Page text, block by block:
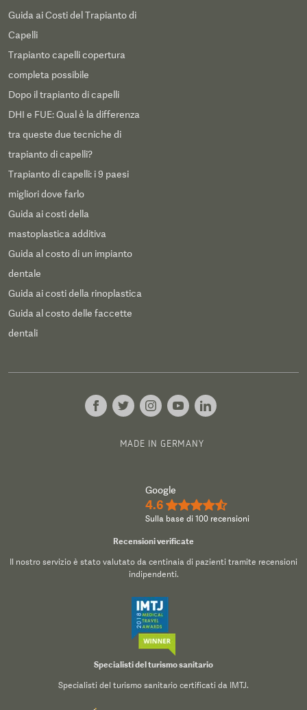
Guida ai Costi del Trapianto di
Capelli
Trapianto capelli copertura
completa possibile
Dopo il trapianto di capelli
DHI e FUE: Qual è la differenza
tra queste due tecniche di
trapianto di capelli?
Trapianto di capelli: i 9 paesi
migliori dove farlo
Guida ai costi della
mastoplastica additiva
Guida al costo di un impianto
dentale
Guida ai costi della rinoplastica
Guida al costo delle faccette
dentali
MADE IN GERMANY
Google
4.6 ★★★★½
Sulla base di 100 recensioni
Recensioni verificate
Il nostro servizio è stato valutato da centinaia di pazienti tramite recensioni
indipendenti.
Specialisti del turismo sanitario
Specialisti del turismo sanitario certificati da IMTJ.